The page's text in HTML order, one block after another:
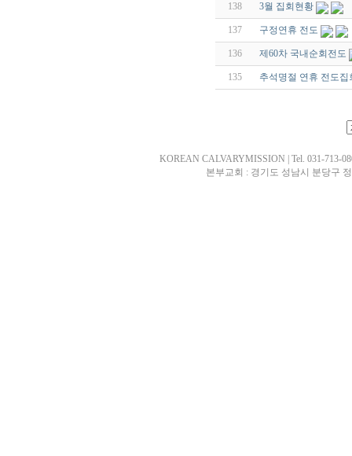
138 3월 집회현황
137 구정연휴 전도
136 제60차 국내순회전도
135 추석명절 연휴 전도집
KOREAN CALVARYMISSION | Tel. 031-713-
본부교회 : 경기도 성남시 분당구